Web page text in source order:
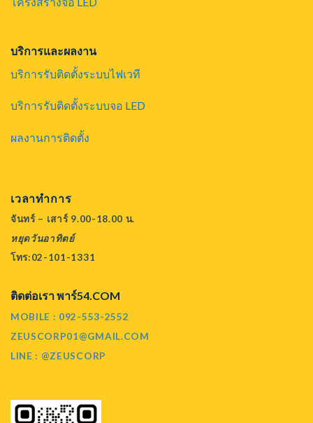
บริการและผลงาน
บริการรับติดตั้งระบบไฟเวที
บริการรับติดตั้งระบบจอ LED
ผลงานการติดตั้ง
เวลาทำการ
จันทร์ – เสาร์ 9.00-18.00 น.
หยุดวันอาทิตย์
โทร:02-101-1331
ติดต่อเรา พาร์54.COM
MOBILE : 092-553-2552
ZEUSCORP01@GMAIL.COM
LINE : @ZEUSCORP